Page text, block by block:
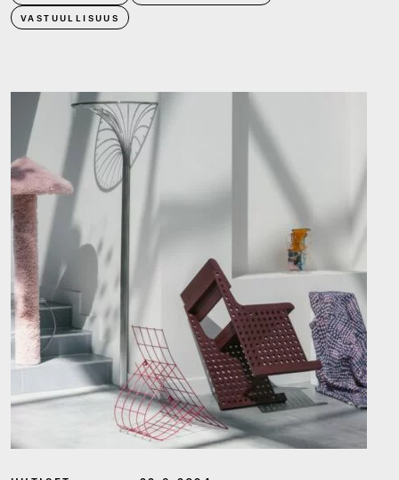
VASTUULLISUUS